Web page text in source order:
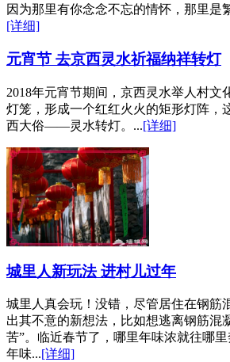
因为那里有你念念不忘的情怀，那里是
[详细]
元宵节 去京西灵水祈福纳祥转灯
2018年元宵节期间，京西灵水举人村文
灯笼，形成一个红红火火的矩形灯阵，
西大俗——灵水转灯。...[详细]
城里人新玩法 进村儿过年
城里人真会玩！没错，尽管居住在钢筋
出其不意的新想法，比如想逃离钢筋混
苦”。临近春节了，哪里年味浓就往哪
年味...[详细]